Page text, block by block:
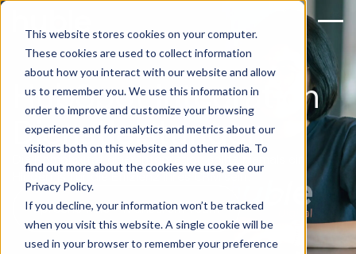
This website stores cookies on your computer.
These cookies are used to collect information
about how you interact with our website and allow
us to remember you. We use this information in
order to improve and customize your browsing
experience and for analytics and metrics about our
visitors both on this website and other media. To
find out more about the cookies we use, see our
Privacy Policy.
If you decline, your information won’t be tracked
when you visit this website. A single cookie will be
used in your browser to remember your preference
HubSpot Integration
Dienstleistungen
Hindernis für die Effizienz Ihres CRM sein.
Sprechen Sie mit unserem Team